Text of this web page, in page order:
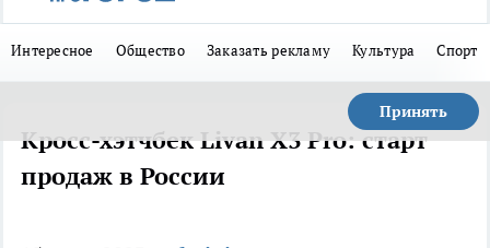
Интересное Общество Заказать рекламу Культура Спорт
Принять
Кросс-хэтчбек Livan X3 Pro: старт
продаж в России